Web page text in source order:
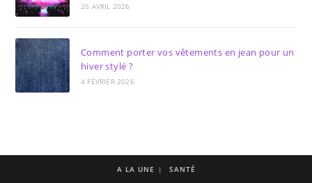
25 AVRIL 2026
Comment porter vos vêtements en jean pour un
hiver stylé ?
4 FÉVRIER 2026
A LA UNE SANTÉ